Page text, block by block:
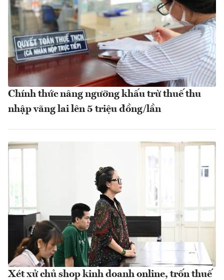
Chính thức nâng ngưỡng khấu trừ thuế thu
nhập vãng lai lên 5 triệu đồng/lần
Xét xử chủ shop kinh doanh online, trốn thuế